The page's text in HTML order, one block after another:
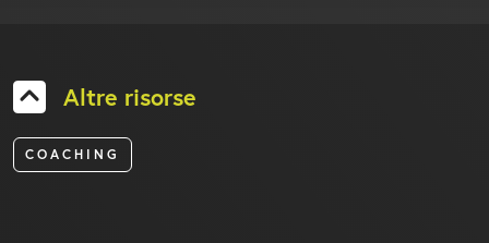
Altre risorse
COACHING